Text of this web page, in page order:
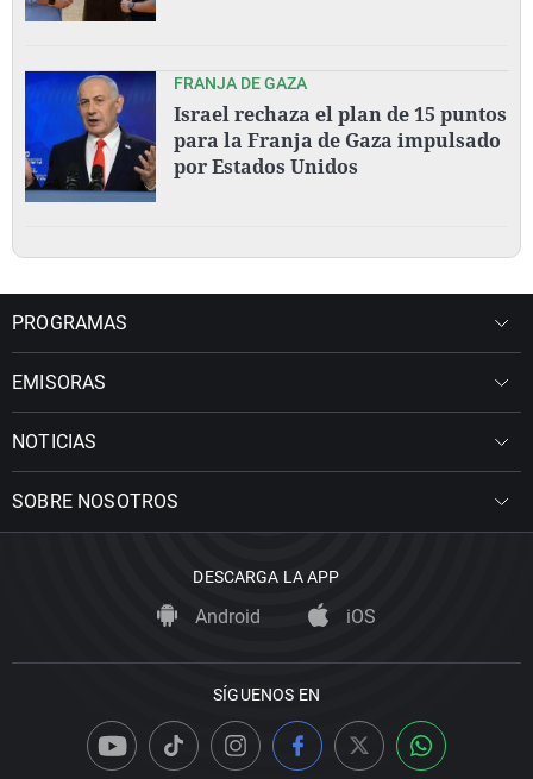
FRANJA DE GAZA
Israel rechaza el plan de 15 puntos
para la Franja de Gaza impulsado
por Estados Unidos
PROGRAMAS
EMISORAS
NOTICIAS
SOBRE NOSOTROS
DESCARGA LA APP
Android iOS
SÍGUENOS EN